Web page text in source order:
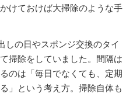
けておけば大掃除のような手
しの日やスポンジ交換のタイ
掃除をしていました。間隔は
のは「毎日でなくても、定期
」という考え方。掃除自体も